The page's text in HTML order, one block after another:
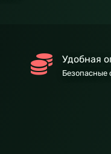
Удобная
Безопасные